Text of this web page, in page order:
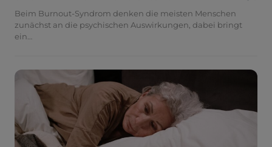
Beim Burnout-Syndrom denken die meisten Menschen
zunächst an die psychischen Auswirkungen, dabei bringt
ein